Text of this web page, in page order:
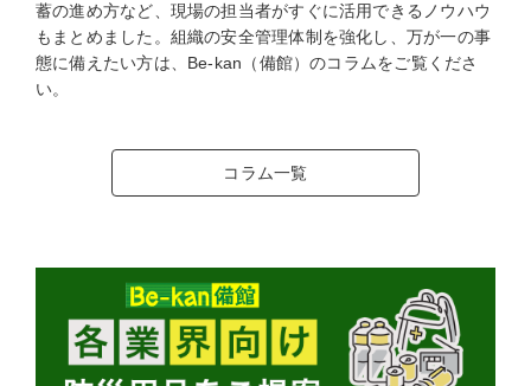
蓄の進め方など、現場の担当者がすぐに活用できるノウハウ
もまとめました。組織の安全管理体制を強化し、万が一の事
態に備えたい方は、Be-kan（備館）のコラムをご覧くださ
い。
コラム一覧